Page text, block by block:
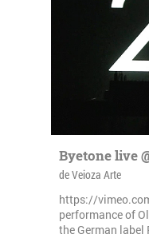
Byetone live
de Veioza Arte
https://
performance of
the German label